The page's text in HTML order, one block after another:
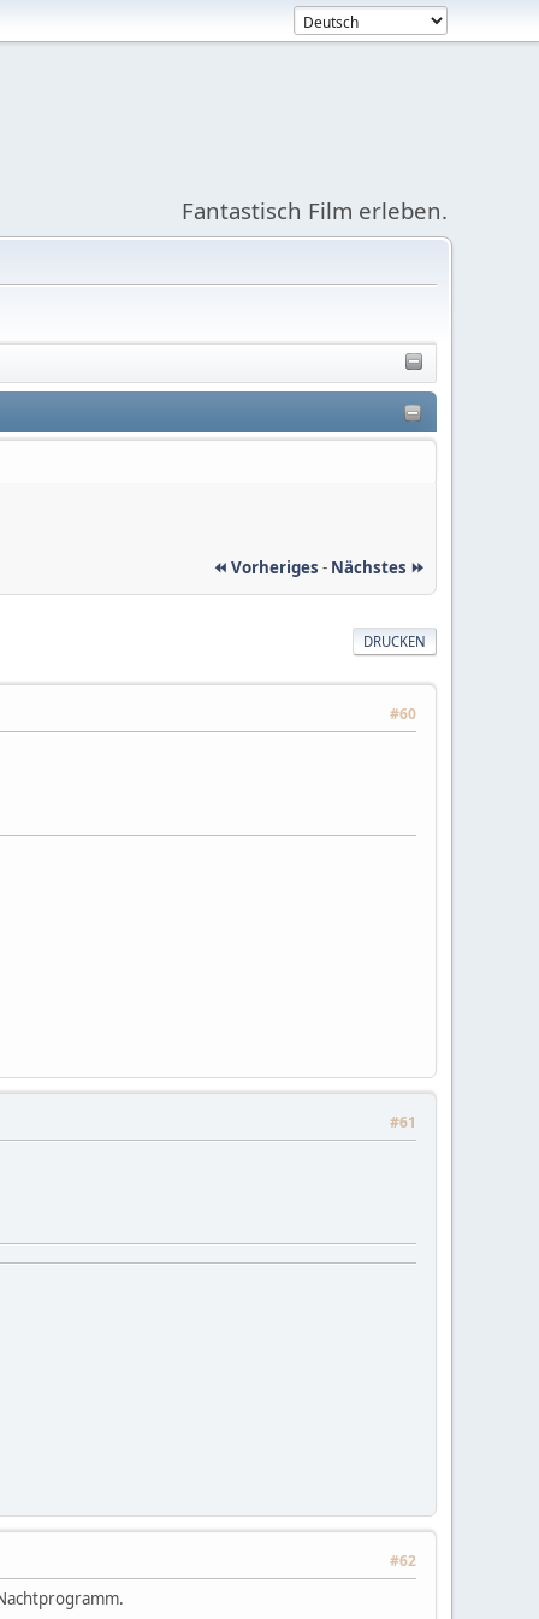
Fantastisch Film erleben.
⏪ Vorheriges - Nächstes ⏩
DRUCKEN
#60
#61
#62